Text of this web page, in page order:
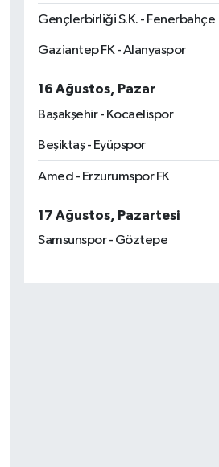
Gençlerbirliği S.K. - Fenerbahçe
Gaziantep FK - Alanyaspor
16 Ağustos, Pazar
Başakşehir - Kocaelispor
Beşiktaş - Eyüpspor
Amed - Erzurumspor FK
17 Ağustos, Pazartesi
Samsunspor - Göztepe